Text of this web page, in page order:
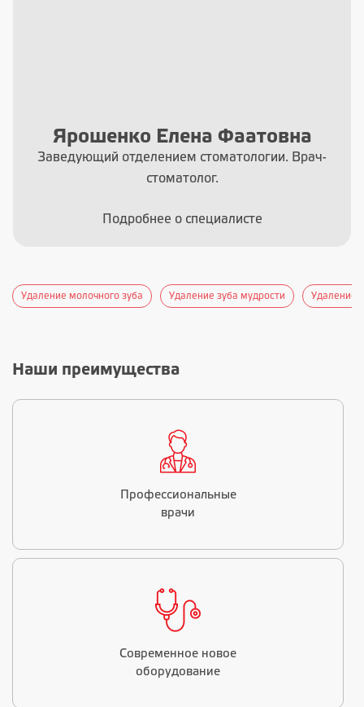
Ярошенко Елена Фаатовна
Заведующий отделением стоматологии. Врач-
стоматолог.
Подробнее о специалисте
Удаление молочного зуба Удаление зуба мудрости Удаление
Наши преимущества
Профессиональные
врачи
Современное новое
оборудование